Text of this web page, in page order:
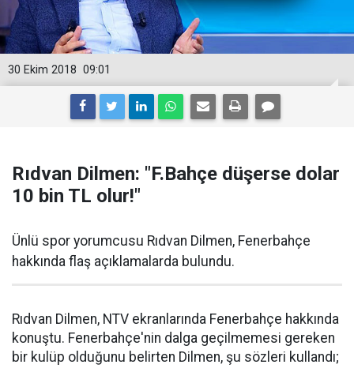
09:01
30 Ekim 2018
Rıdvan Dilmen: "F.Bahçe düşerse dolar
10 bin TL olur!"
Ünlü spor yorumcusu Rıdvan Dilmen, Fenerbahçe
hakkında flaş açıklamalarda bulundu.
Rıdvan Dilmen, NTV ekranlarında Fenerbahçe hakkında
konuştu. Fenerbahçe'nin dalga geçilmemesi gereken
bir kulüp olduğunu belirten Dilmen, şu sözleri kullandı;